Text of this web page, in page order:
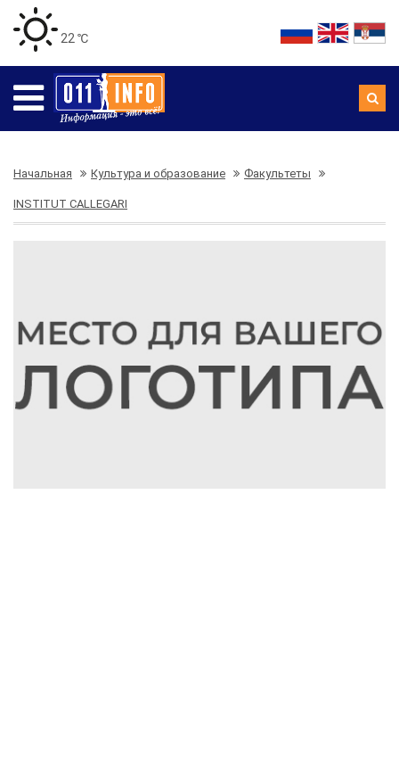
22 ℃
Начальная Культура и образование Факультеты
INSTITUT CALLEGARI